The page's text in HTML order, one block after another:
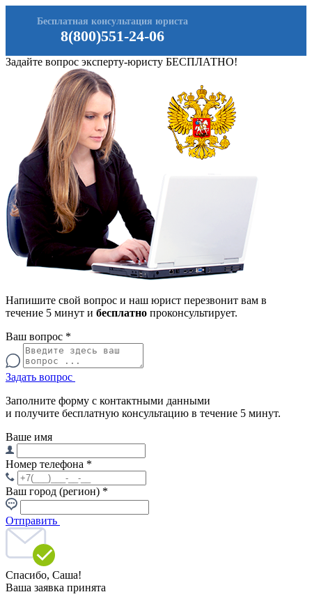
8(800)551-24-06
Бесплатная консультация юриста
Задайте вопрос эксперту-юристу БЕСПЛАТНО!
Напишите свой вопрос и наш юрист перезвонит вам в
течение 5 минут и бесплатно проконсультирует.
Ваш вопрос *
Задать вопрос
Заполните форму с контактными данными
и получите бесплатную консультацию в течение 5 минут.
Ваше имя
Номер телефона *
Ваш город (регион) *
Отправить
Спасибо, Саша!
Ваша заявка принята